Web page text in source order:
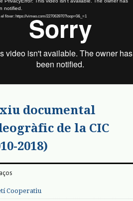
notified.
el fitxer: https://vimeo.com/227063970?loop=0&_=1
documental
de la CIC
2018)
Cooperatiu